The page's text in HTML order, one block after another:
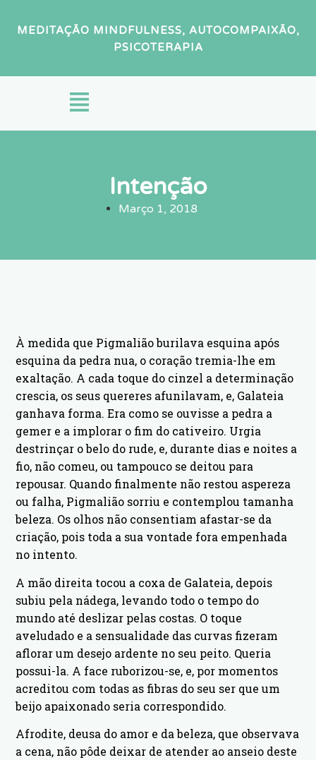
MEDITAÇÃO MINDFULNESS, AUTOCOMPAIXÃO,
PSICOTERAPIA
Intenção
Março 1, 2018
À medida que Pigmalião burilava esquina após
esquina da pedra nua, o coração tremia-lhe em
exaltação. A cada toque do cinzel a determinação
crescia, os seus quereres afunilavam, e, Galateia
ganhava forma. Era como se ouvisse a pedra a
gemer e a implorar o fim do cativeiro. Urgia
destrinçar o belo do rude, e, durante dias e noites a
fio, não comeu, ou tampouco se deitou para
repousar. Quando finalmente não restou aspereza
ou falha, Pigmalião sorriu e contemplou tamanha
beleza. Os olhos não consentiam afastar-se da
criação, pois toda a sua vontade fora empenhada
no intento.
A mão direita tocou a coxa de Galateia, depois
subiu pela nádega, levando todo o tempo do
mundo até deslizar pelas costas. O toque
aveludado e a sensualidade das curvas fizeram
aflorar um desejo ardente no seu peito. Queria
possui-la. A face ruborizou-se, e, por momentos
acreditou com todas as fibras do seu ser que um
beijo apaixonado seria correspondido.
Afrodite, deusa do amor e da beleza, que observava
a cena, não pôde deixar de atender ao anseio deste